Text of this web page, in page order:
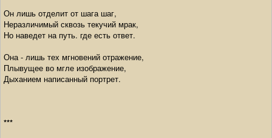
Он лишь отделит от шага шаг,
Неразличимый сквозь текучий мрак,
Но наведет на путь. где есть ответ.
Она - лишь тех мгновений отражение,
Плывущее во мгле изображение,
Дыханием написанный портрет.
***